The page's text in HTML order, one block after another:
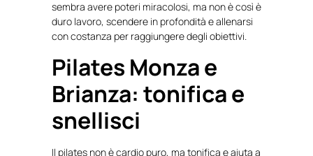
sembra avere poteri miracolosi, ma non è così è
duro lavoro, scendere in profondità e allenarsi
con costanza per raggiungere degli obiettivi.
Pilates Monza e
Brianza: tonifica e
snellisci
Il pilates non è cardio puro, ma tonifica e aiuta a